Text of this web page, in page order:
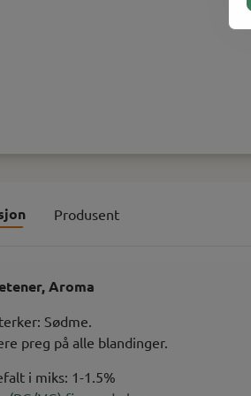
Produsent
Aroma
Sødme.
preg på alle blandinger.
i miks: 1-1.5%